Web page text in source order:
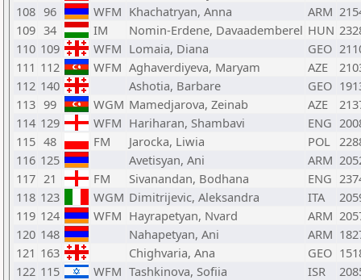
108 96 WFM Khachatryan, Anna ARM
109 34 IM Nomin-Erdene, Davaademberel HUN
110 109 WFM Lomaia, Diana GEO
111 112 WFM Aghaverdiyeva, Maryam AZE
112 140 Ashotia, Barbare GEO
113 99 WGM Mamedjarova, Zeinab AZE
114 129 WFM Hariharan, Shambavi ENG
115 48 FM Jarocka, Liwia POL
116 125 Avetisyan, Ani ARM
117 21 FM Sivanandan, Bodhana ENG
118 123 WGM Dimitrijevic, Aleksandra ITA
119 124 WFM Hayrapetyan, Nvard ARM
120 148 Nahapetyan, Ani ARM
121 163 Chighvaria, Ana GEO
122 115 WFM Tashkinova, Sofiia ISR